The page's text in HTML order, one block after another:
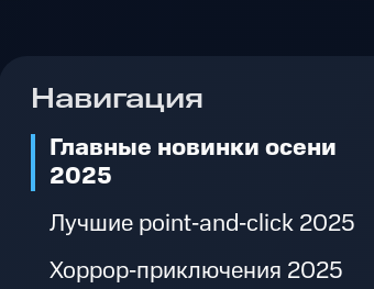
Навигация
Главные новинки осени
2025
Лучшие point‑and‑click 2025
Хоррор‑приключения 2025